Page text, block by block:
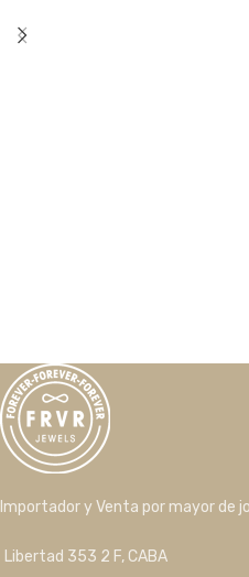
Importador y Venta por mayor de
Libertad 353 2 F, CABA